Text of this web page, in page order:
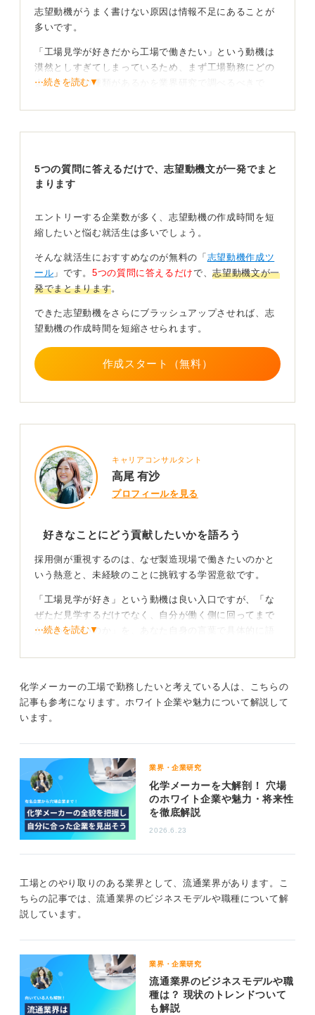
志望動機がうまく書けない原因は情報不足にあることが
多いです。
「工場見学が好きだから工場で働きたい」という動機は
漠然としすぎてしまっているため、まず工場勤務にどの
ような仕事の種類があるかを業界研究で調べるべきで
「好き」から「できる」へ！ 具体的な貢献意欲を示
すことがコツ
工場見学が好きという気持ちは大切ですが、それが仕事
でどう活かされるかを具体的に伝えることの方がより重
「好き」という感情だけでなく、自分がその職場でどの
ように貢献できるかを具体的にイメージし、言葉にして
企業側は「安定して長く働けるか」「真面目に働ける
か」を重視しているため、これらの点をアピールすると
良い印象を与えられる可能性が高いです。
で、採用担当者にあなたの熱意を伝えましょう。
⋯続きを読む▼
5つの質問に答えるだけで、志望動機文が一発でまと
まります
エントリーする企業数が多く、志望動機の作成時間を短
縮したいと悩む就活生は多いでしょう。
そんな就活生におすすめなのが無料の「 志望動機作成ツ
ール 」です。 5つの質問に答えるだけで、志望動機文が一
発でまとまります。
できた志望動機をさらにブラッシュアップさせれば、志
望動機の作成時間を短縮させられます。
作成スタート（無料）
キャリアコンサルタント
高尾 有沙
プロフィールを見る
好きなことにどう貢献したいかを語ろう
採用側が重視するのは、なぜ製造現場で働きたいのかと
いう熱意と、未経験のことに挑戦する学習意欲です。
「工場見学が好き」という動機は良い入口ですが、「な
ぜただ見学するだけでなく、自分が働く側に回ってまで
かかわりたいのか」を、あなた自身の言葉で具体的に語
紐付けて語り、そこにどう貢献したいかを伝えること
で、あなたの本気度が伝わります。
ポテンシャルと実行力のアピールで差別化！
守や安全意識、細部への注意力といった、製造現場でも
活きる行動例を整理してアピールしましょう。
さらに、応募企業の主力分野を押さえ、「この分野は〇
〇市場が拡大しているため長期的にたずさわりたい」と
貢献意欲を伝えると説得力が増します。
ト免許やQC検定3級を取得予定と示すと、未経験という
ハードルをあなたの実行力で上書きできます。
⋯続きを読む▼
化学メーカーの工場で勤務したいと考えている人は、こちらの
記事も参考になります。ホワイト企業や魅力について解説して
います。
業界・企業研究
化学メーカーを大解剖！ 穴場
のホワイト企業や魅力・将来性
を徹底解説
2026.6.23
工場とのやり取りのある業界として、流通業界があります。こ
ちらの記事では、流通業界のビジネスモデルや職種について解
説しています。
業界・企業研究
流通業界のビジネスモデルや職
種は？ 現状のトレンドついて
も解説